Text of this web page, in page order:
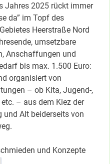
Jahres 2025 rückt immer
da” im Topf des
Heerstraße Nord
umsetzbare
Anschaffungen und
bis max. 1.500 Euro:
organisiert von
– ob Kita, Jugend-,
– aus dem Kiez der
Alt beiderseits von
und Konzepte